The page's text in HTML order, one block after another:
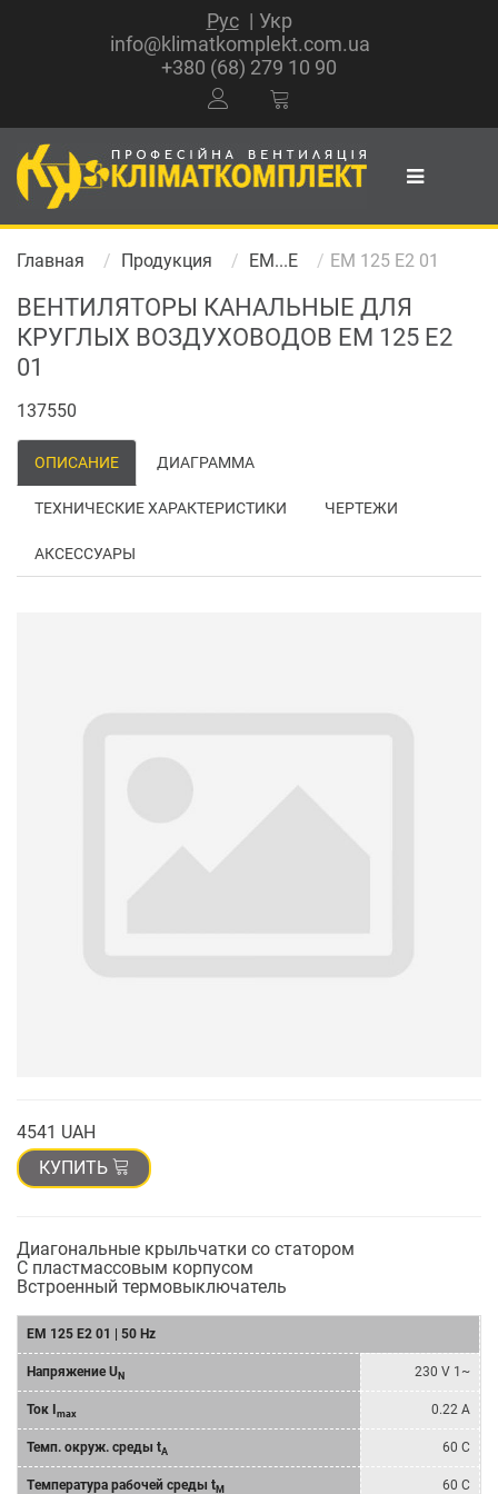
Рус
Укр
info@klimatkomplekt.com.ua
+380 (68) 279 10 90
Главная Продукция EM...E EM 125 E2 01
ВЕНТИЛЯТОРЫ КАНАЛЬНЫЕ ДЛЯ
КРУГЛЫХ ВОЗДУХОВОДОВ EM 125 E2
01
137550
ОПИСАНИЕ ДИАГРАММА
ТЕХНИЧЕСКИЕ ХАРАКТЕРИСТИКИ ЧЕРТЕЖИ
АКСЕССУАРЫ
4541 UAH
КУПИТЬ
Диагональные крыльчатки со статором
С пластмассовым корпусом
Bстроенный термовыключатель
EM 125 E2 01 | 50 Hz
Напряжение U N 230 V 1~
Ток I max 0.22 A
Темп. окруж. среды tA 60 C
Tемпературa рабочeй среды tM 60 C